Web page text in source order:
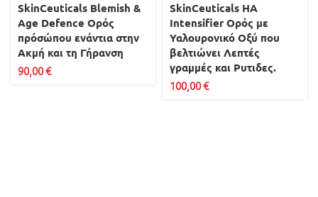
SkinCeuticals Blemish &
Age Defence Ορός
πρόσώπου ενάντια στην
Ακμή και τη Γήρανση
90,00€
SkinCeuticals ΗΑ
Intensifier Ορός με
Υαλουρονικό Οξύ που
βελτιώνει Λεπτές
γραμμές και Ρυτιδες.
100,00€